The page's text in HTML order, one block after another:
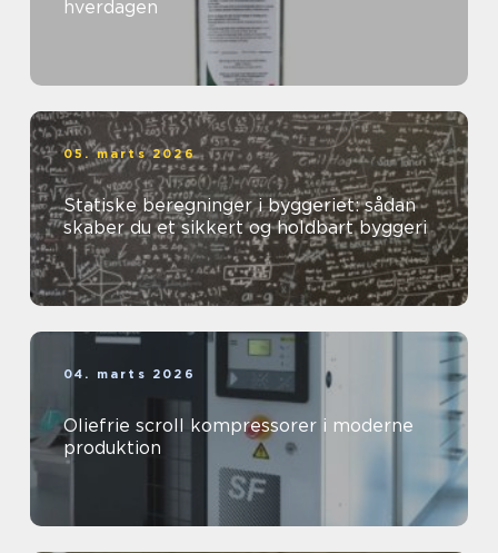
hverdagen
05. marts 2026
Statiske beregninger i byggeriet: sådan
skaber du et sikkert og holdbart byggeri
04. marts 2026
Oliefrie scroll kompressorer i moderne
produktion